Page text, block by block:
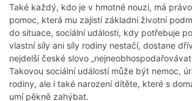
Také každý, kdo je v hmotné nouzi, má
pomoc, která mu zajistí základní životní
do situace, sociální události, kdy potřebuje
vlastní síly ani síly rodiny nestačí, dostane
nejdelší české slovo
Takovou sociální událostí může být nemoc,
rodiny, ale i také narození dítěte, které s
umí pěkně zahýbat.